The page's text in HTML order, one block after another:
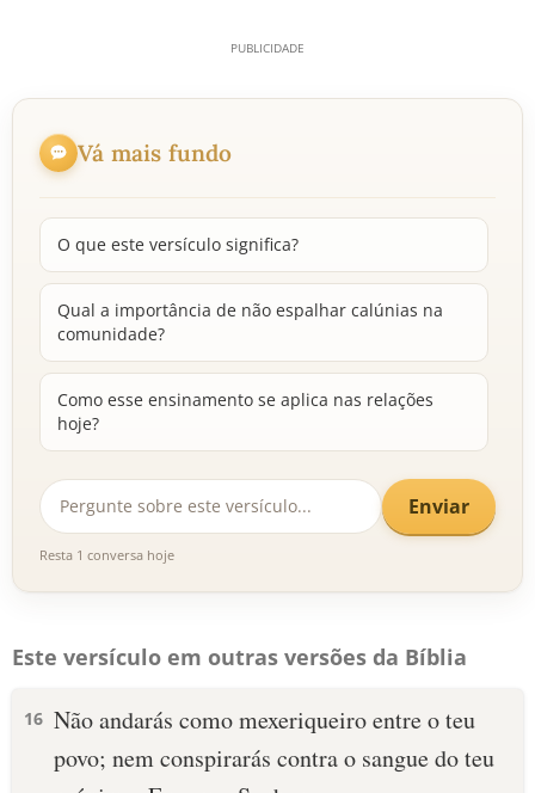
Vá mais fundo
O que este versículo significa?
Qual a importância de não espalhar calúnias na
comunidade?
Como esse ensinamento se aplica nas relações
hoje?
Enviar
Resta 1 conversa hoje
Este versículo em outras versões da Bíblia
16 Não andarás como mexeriqueiro entre o teu
povo; nem conspirarás contra o sangue do teu